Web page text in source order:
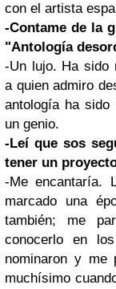
con el artista
-Contame de la
"Antología
-Un lujo. Ha sido
a quien admiro
antología ha sido
un genio.
-Leí que sos
tener un
-Me encantaría.
marcado una
también; me
conocerlo en
nominaron y me
muchísimo